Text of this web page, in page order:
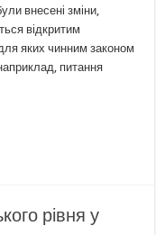
внесені зміни,
відкритим
яких чинним законом
питання
рівня у